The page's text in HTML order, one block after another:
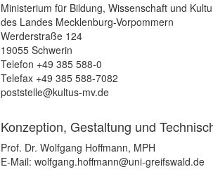
Ministerium für Bildung, Wissenschaft und
des Landes Mecklenburg-Vorpommern
Werderstraße 124
19055 Schwerin
Telefon +49 385 588-0
Telefax +49 385 588-7082
poststelle@kultus-mv.de
Konzeption, Gestaltung und
Prof. Dr. Wolfgang Hoffmann, MPH
E-Mail: wolfgang.hoffmann@uni-greifswald.de